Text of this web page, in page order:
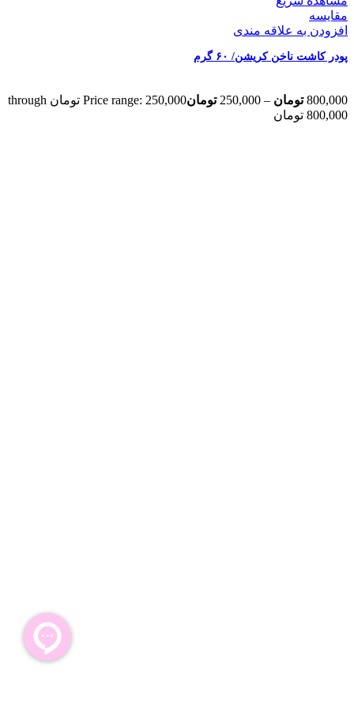
مقایسه
افزودن به علاقه مندی
پودر کاشت ناخن کریشن/ ۶۰ گرم
800,000 تومان –
250,000 تومان
Price range: 250,000 تومان through
800,000 تومان